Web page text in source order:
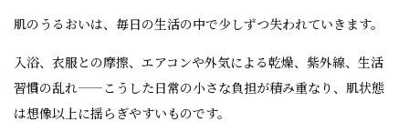
肌のうるおいは、毎日の生活の中で少しずつ失われていきます。
入浴、衣服との摩擦、エアコンや外気による乾燥、紫外線、生活
習慣の乱れ——こうした日常の小さな負担が積み重なり、肌状態
は想像以上に揺らぎやすいものです。